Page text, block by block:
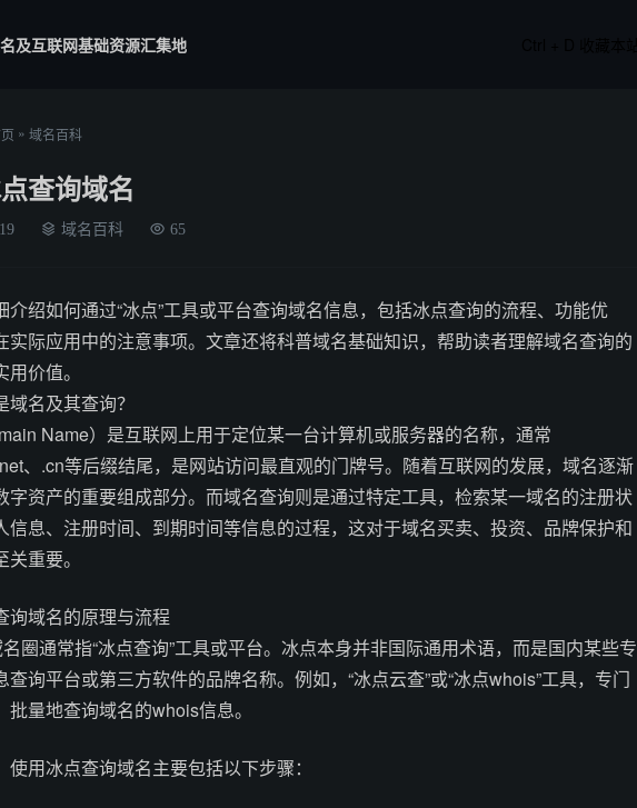
及互联网基础资源汇集地
» 域名百科
查询域名
域名百科 65
介绍如何通过“冰点”工具或平台查询域名信息，包括冰点查询的流程、功能优
实际应用中的注意事项。文章还将科普域名基础知识，帮助读者理解域名查询的
价值。
域名及其查询？
Name）是互联网上用于定位某一台计算机或服务器的名称，通常
、.cn等后缀结尾，是网站访问最直观的门牌号。随着互联网的发展，域名逐渐
字资产的重要组成部分。而域名查询则是通过特定工具，检索某一域名的注册状
信息、注册时间、到期时间等信息的过程，这对于域名买卖、投资、品牌保护和
重要。
询域名的原理与流程
名圈通常指“冰点查询”工具或平台。冰点本身并非国际通用术语，而是国内某些专
查询平台或第三方软件的品牌名称。例如，“冰点云查”或“冰点whois”工具，专门
批量地查询域名的whois信息。
使用冰点查询域名主要包括以下步骤：